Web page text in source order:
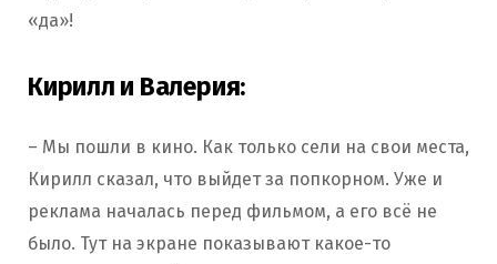
«да»!
Кирилл и Валерия:
– Мы пошли в кино. Как только сели на свои места,
Кирилл сказал, что выйдет за попкорном. Уже и
реклама началась перед фильмом, а его всё не
было. Тут на экране показывают какое-то